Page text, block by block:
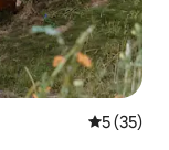
5 (35)